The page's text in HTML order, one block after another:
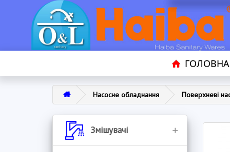
ГОЛОВНА
Насосне обладнання Поверхневі
Змішувачі